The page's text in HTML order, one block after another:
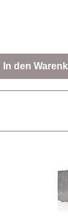
In den